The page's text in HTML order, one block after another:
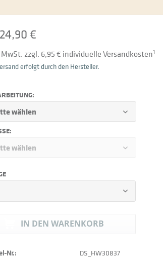
€
zzgl. 6,95 € individuelle Versandkosten1
erfolgt durch den Hersteller.
IN DEN WARENKORB
Nr.: DS_HW30837